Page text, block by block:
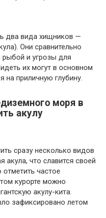
два вида хищников —
Они сравнительно
и угрозы для
их могут в основном
приличную глубину.
моря в
акулу
сразу несколько видов
акула, что славится своей
частое
курорте можно
акулу-кита.
зафиксировано летом